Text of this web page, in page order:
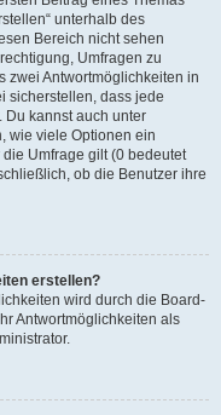
unterhalb des
Bereich nicht sehen
Umfragen zu
zwei Antwortmöglichkeiten in
sicherstellen, dass jede
Du kannst auch unter
wie viele Optionen ein
Umfrage gilt (0 bedeutet
ob die Benutzer ihre
erstellen?
wird durch die Board-
Antwortmöglichkeiten als